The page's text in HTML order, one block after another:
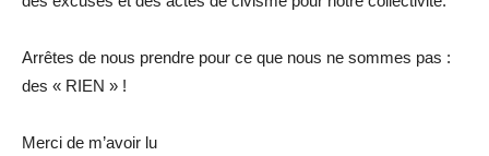
Arrêtes de nous prendre pour ce que nous ne sommes pas :
des « RIEN » !
Merci de m’avoir lu